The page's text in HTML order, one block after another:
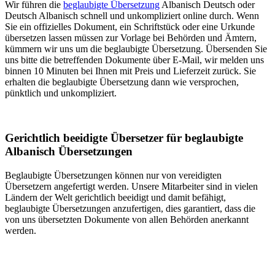
Wir führen die beglaubigte Übersetzung Albanisch Deutsch oder
Deutsch Albanisch schnell und unkompliziert online durch. Wenn
Sie ein offizielles Dokument, ein Schriftstück oder eine Urkunde
übersetzen lassen müssen zur Vorlage bei Behörden und Ämtern,
kümmern wir uns um die beglaubigte Übersetzung. Übersenden Sie
uns bitte die betreffenden Dokumente über E-Mail, wir melden uns
binnen 10 Minuten bei Ihnen mit Preis und Lieferzeit zurück. Sie
erhalten die beglaubigte Übersetzung dann wie versprochen,
pünktlich und unkompliziert.
Gerichtlich beeidigte Übersetzer für beglaubigte
Albanisch Übersetzungen
Beglaubigte Übersetzungen können nur von vereidigten
Übersetzern angefertigt werden. Unsere Mitarbeiter sind in vielen
Ländern der Welt gerichtlich beeidigt und damit befähigt,
beglaubigte Übersetzungen anzufertigen, dies garantiert, dass die
von uns übersetzten Dokumente von allen Behörden anerkannt
werden.